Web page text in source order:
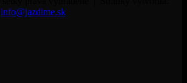
info@jazdime.sk